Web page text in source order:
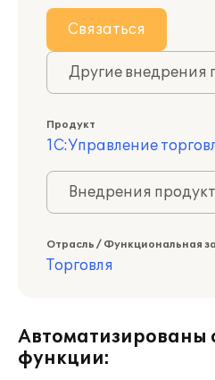
Связаться
Другие внедрения
Продукт
1С:Управление
Внедрения
Отрасль / Функциональная
Торговля
Автоматизированы
функции: